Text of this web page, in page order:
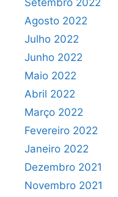
Setembro 2022
Agosto 2022
Julho 2022
Junho 2022
Maio 2022
Abril 2022
Março 2022
Fevereiro 2022
Janeiro 2022
Dezembro 2021
Novembro 2021